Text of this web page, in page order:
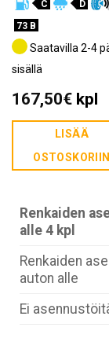
C
D
73 B
Saatavilla 2-4
sisällä
167,50€kpl
LISÄÄ
OSTOSKORIIN
Renkaiden
alle 4 kpl
Renkaiden
auton alle
Ei